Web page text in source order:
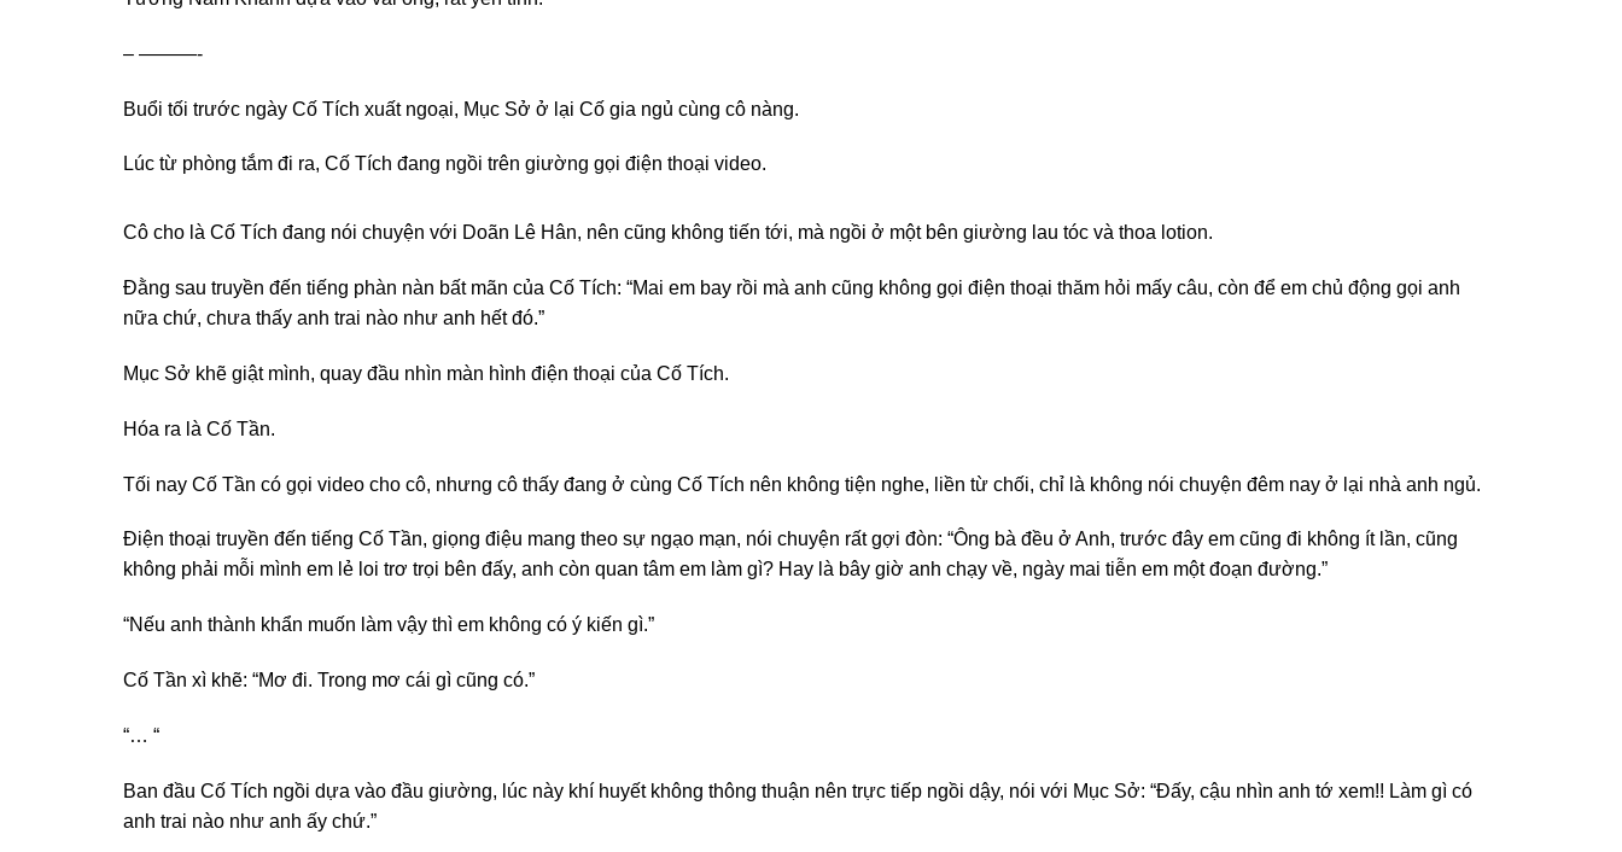
– ———-
Buổi tối trước ngày Cố Tích xuất ngoại, Mục Sở ở lại Cố gia ngủ cùng cô nàng.
Lúc từ phòng tắm đi ra, Cố Tích đang ngồi trên giường gọi điện thoại video.
Cô cho là Cố Tích đang nói chuyện với Doãn Lê Hân, nên cũng không tiến tới, mà ngồi ở một bên giường lau tóc và thoa lotion.
Đằng sau truyền đến tiếng phàn nàn bất mãn của Cố Tích: “Mai em bay rồi mà anh cũng không gọi điện thoại thăm hỏi mấy câu, còn để em chủ động gọi anh
nữa chứ, chưa thấy anh trai nào như anh hết đó.”
Mục Sở khẽ giật mình, quay đầu nhìn màn hình điện thoại của Cố Tích.
Hóa ra là Cố Tần.
Tối nay Cố Tần có gọi video cho cô, nhưng cô thấy đang ở cùng Cố Tích nên không tiện nghe, liền từ chối, chỉ là không nói chuyện đêm nay ở lại nhà anh ngủ.
Điện thoại truyền đến tiếng Cố Tần, giọng điệu mang theo sự ngạo mạn, nói chuyện rất gợi đòn: “Ông bà đều ở Anh, trước đây em cũng đi không ít lần, cũng
không phải mỗi mình em lẻ loi trơ trọi bên đấy, anh còn quan tâm em làm gì? Hay là bây giờ anh chạy về, ngày mai tiễn em một đoạn đường.”
“Nếu anh thành khẩn muốn làm vậy thì em không có ý kiến gì.”
Cố Tần xì khẽ: “Mơ đi. Trong mơ cái gì cũng có.”
“… “
Ban đầu Cố Tích ngồi dựa vào đầu giường, lúc này khí huyết không thông thuận nên trực tiếp ngồi dậy, nói với Mục Sở: “Đấy, cậu nhìn anh tớ xem!! Làm gì có
anh trai nào như anh ấy chứ.”